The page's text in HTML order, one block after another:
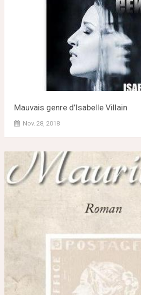
Mauvais genre d’Isabelle Villain
Nov. 28, 2018